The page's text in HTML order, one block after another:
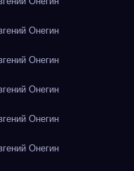
Онегин
Онегин
Онегин
Онегин
Онегин